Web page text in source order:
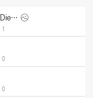
램 Power Wagon Cummins Turbo Diesel (2027)
1
0
0